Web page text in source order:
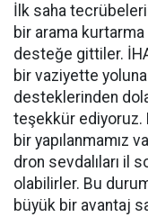
İlk saha
bir arama
desteğe gittiler.
bir vaziyette
desteklerinden
teşekkür ediyoruz.
bir yapılanmamız
dron sevdalıları il
olabilirler. Bu
büyük bir avantaj